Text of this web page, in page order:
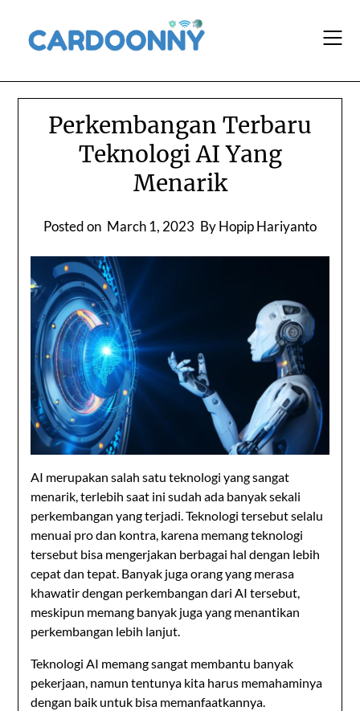
content
Perkembangan Terbaru
Teknologi AI Yang
Menarik
Posted on March 1, 2023 By Hopip Hariyanto
AI merupakan salah satu teknologi yang sangat
menarik, terlebih saat ini sudah ada banyak sekali
perkembangan yang terjadi. Teknologi tersebut selalu
menuai pro dan kontra, karena memang teknologi
tersebut bisa mengerjakan berbagai hal dengan lebih
cepat dan tepat. Banyak juga orang yang merasa
khawatir dengan perkembangan dari AI tersebut,
meskipun memang banyak juga yang menantikan
perkembangan lebih lanjut.
Teknologi AI memang sangat membantu banyak
pekerjaan, namun tentunya kita harus memahaminya
dengan baik untuk bisa memanfaatkannya.